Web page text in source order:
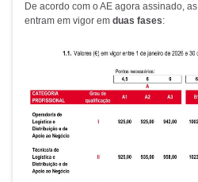
De acordo com o AE agora assinado, as
entram em vigor em duas fases: